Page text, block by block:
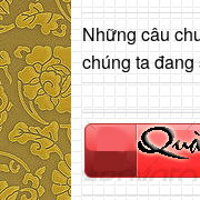
Những câu
chúng ta đang